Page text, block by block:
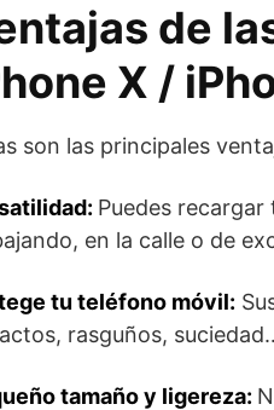
de
X /
son las principales
Puedes
en la calle o de
tu teléfono móvil:
rasguños,
tamaño y ligereza: